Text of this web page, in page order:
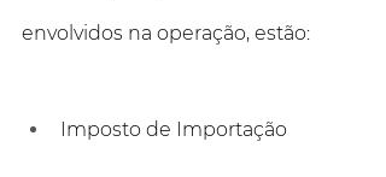
envolvidos na operação, estão:
Imposto de Importação